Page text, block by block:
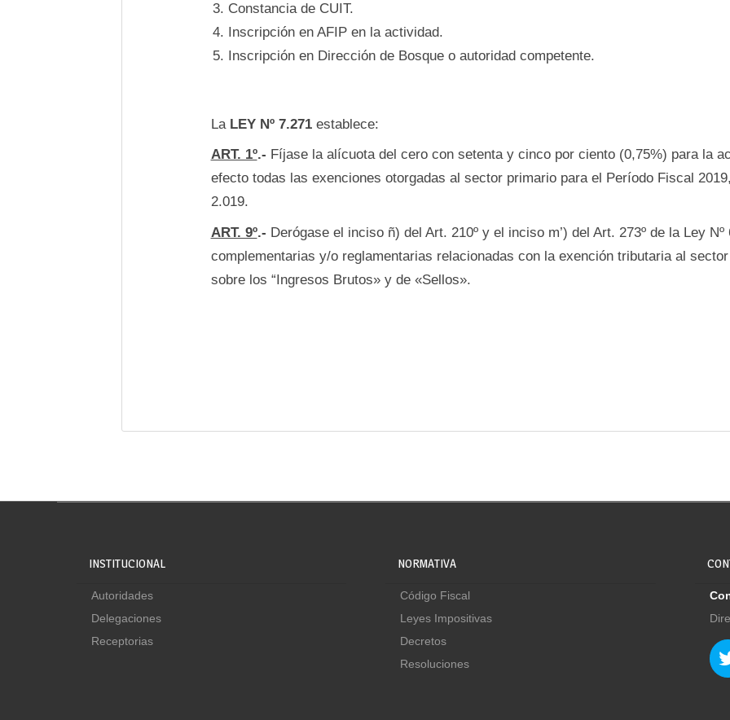
Constancia de CUIT.
Inscripción en AFIP en la actividad.
Inscripción en Dirección de Bosque o autoridad competente.
La LEY Nº 7.271establece:
ART. 1º.- Fíjase la alícuota del cero con setenta y cinco por ciento (0,75%) para la
efecto todas las exenciones otorgadas al sector primario para el Período Fiscal
2.019.
ART. 9º.- Derógase el inciso ñ) del Art. 210º y el inciso m’) del Art. 273º de la Ley
complementarias y/o reglamentarias relacionadas con la exención tributaria al
sobre los “Ingresos Brutos» y de «Sellos».
INSTITUCIONAL
Autoridades
Delegaciones
Receptorias
NORMATIVA
Código Fiscal
Leyes Impositivas
Decretos
Resoluciones